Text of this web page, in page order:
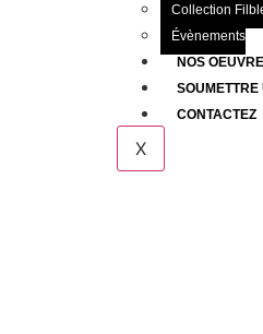
Collection
Évènements
NOS
CONTACTEZ
X